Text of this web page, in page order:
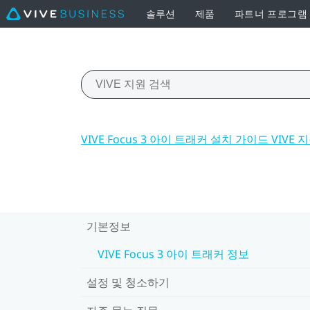
솔루션 제품 파트너 프로그램
VIVE Focus 3 아이 트래커 설치 가이드 VIVE
기본정보
VIVE Focus 3 아이 트래커 정보
설정 및 청소하기